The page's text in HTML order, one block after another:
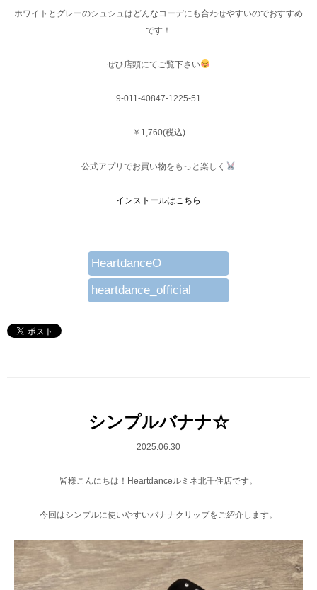
ホワイトとグレーのシュシュはどんなコーデにも合わせやすいのでおすすめ
です！
ぜひ店頭にてご覧下さい
9-011-40847-1225-51
￥1,760(税込)
公式アプリでお買い物をもっと楽しく
インストールはこちら
HeartdanceO
heartdance_official
シンプルバナナ☆
2025.06.30
皆様こんにちは！Heartdanceルミネ北千住店です。
今回はシンプルに使いやすいバナナクリップをご紹介します。